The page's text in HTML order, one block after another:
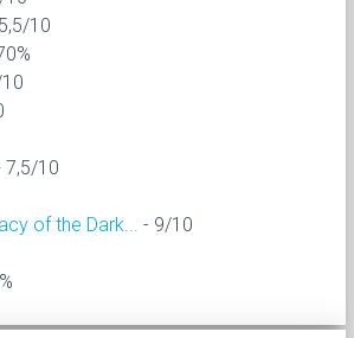
10
7,5/10
of the Dark...
- 9/10